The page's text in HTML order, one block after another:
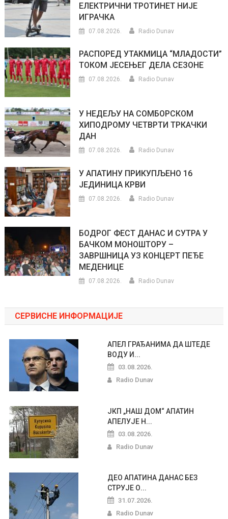
ЕЛЕКТРИЧНИ ТРОТИНЕТ НИЈЕ
ИГРАЧКА
07.08.2026. Radio Dunav
РАСПОРЕД УТАКМИЦА “МЛАДОСТИ”
ТОКОМ ЈЕСЕЊЕГ ДЕЛА СЕЗОНЕ
07.08.2026. Radio Dunav
У НЕДЕЉУ НА СОМБОРСКОМ
ХИПОДРОМУ ЧЕТВРТИ ТРКАЧКИ
ДАН
07.08.2026. Radio Dunav
У АПАТИНУ ПРИКУПЉЕНО 16
ЈЕДИНИЦА КРВИ
07.08.2026. Radio Dunav
БОДРОГ ФЕСТ ДАНАС И СУТРА У
БАЧКОМ МОНОШТОРУ –
ЗАВРШНИЦА УЗ КОНЦЕРТ ПЕЂЕ
МЕДЕНИЦЕ
07.08.2026. Radio Dunav
СЕРВИСНЕ ИНФОРМАЦИЈЕ
АПЕЛ ГРАЂАНИМА ДА ШТЕДЕ
ВОДУ И...
03.08.2026.
Radio Dunav
ЈКП „НАШ ДОМ“ АПАТИН
АПЕЛУЈЕ Н...
03.08.2026.
Radio Dunav
ДЕО АПАТИНА ДАНАС БЕЗ
СТРУЈЕ О...
31.07.2026.
Radio Dunav